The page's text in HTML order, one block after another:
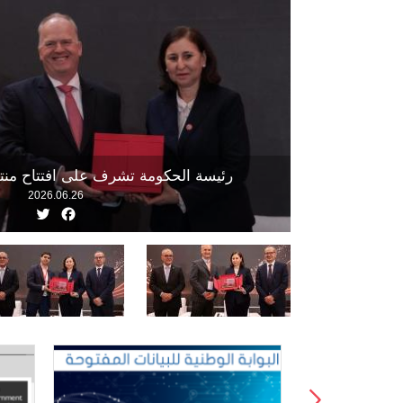
رئيسة الحكومة تشرف على افتتاح
2026.06.26
Facebook
Twitter